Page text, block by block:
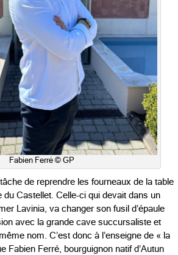
Fabien Ferré © GP
de reprendre les fourneaux de la table
du Castellet. Celle-ci qui devait dans un
Lavinia, va changer son fusil d’épaule
avec la grande cave succursaliste et
nom. C’est donc à l’enseigne de « la
Fabien Ferré, bourguignon natif d’Autun